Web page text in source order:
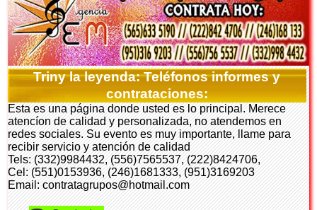
Triny la leyenda: Teléfonos informes y
contrataciones:
Esta es una página donde usted es lo principal. Merece
atencíon de calidad y personalizada, no atendemos en
redes sociales. Su evento es muy importante, llame para
recibir servicio y atención de calidad
Tels: (332)9984432, (556)7565537, (222)8424706,
Cel: (551)0153936, (246)1681333, (951)3169203
Email: contratagrupos@hotmail.com